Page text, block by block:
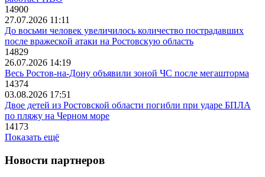
14900
27.07.2026 11:11
До восьми человек увеличилось количество пострадавших
после вражеской атаки на Ростовскую область
14829
26.07.2026 14:19
Весь Ростов-на-Дону объявили зоной ЧС после мегашторма
14374
03.08.2026 17:51
Двое детей из Ростовской области погибли при ударе БПЛА
по пляжу на Черном море
14173
Показать ещё
Новости партнеров